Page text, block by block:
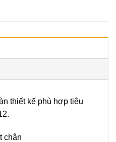
thiết kế phù hợp tiêu
chân